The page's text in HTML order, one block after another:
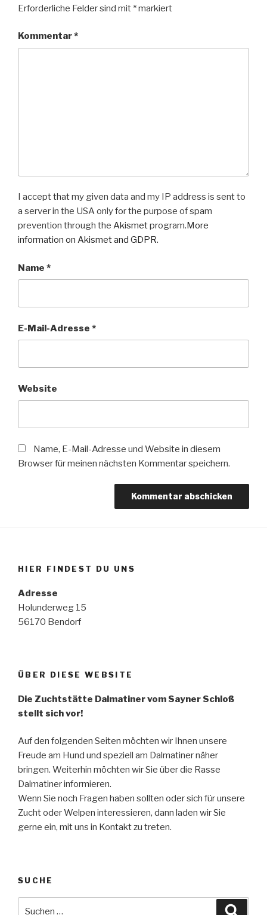
Erforderliche Felder sind mit *markiert
Kommentar*
I accept that my given data and my IP address is sent to
a server in the USA only for the purpose of spam
prevention through the Akismetprogram.More
information on Akismet and GDPR.
Name *
E-Mail-Adresse *
Website
Name, E-Mail-Adresse und Website in diesem
Browser für meinen nächsten Kommentar speichern.
HIER FINDEST DU UNS
Adresse
Holunderweg 15
56170 Bendorf
ÜBER DIESE WEBSITE
Die Zuchtstätte Dalmatiner vom Sayner Schloß
stellt sich vor!
Auf den folgenden Seiten möchten wir Ihnen unsere
Freude am Hund und speziell am Dalmatiner näher
bringen. Weiterhin möchten wir Sie über die Rasse
Dalmatiner informieren.
Wenn Sie noch Fragen haben sollten oder sich für unsere
Zucht oder Welpen interessieren, dann laden wir Sie
gerne ein, mit uns in Kontakt zu treten.
SUCHE